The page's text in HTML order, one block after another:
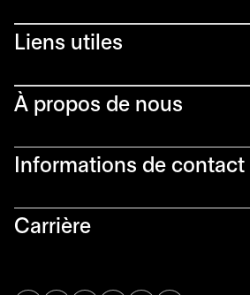
Liens utiles​
À propos de nous
Informations de contact​
Carrière